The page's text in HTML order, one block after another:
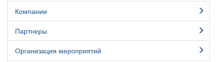
Компании
Партнеры
Организация мероприятий